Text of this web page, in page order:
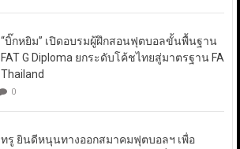
“บิ๊กหยิม” เปิดอบรมผู้ฝึกสอนฟุตบอลขั้นพื้นฐาน
FAT G Diploma ยกระดับโค้ชไทยสู่มาตรฐาน FA
Thailand
0
ทรู ยินดีหนุนทางออกสมาคมฟุตบอลฯ เพื่อ